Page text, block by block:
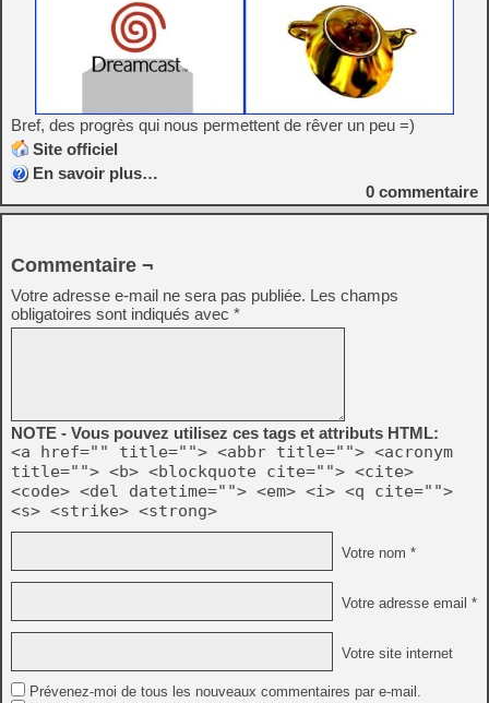
Bref, des progrès qui nous permettent de rêver un peu =)
Site officiel
En savoir plus…
0 commentaire
Commentaire ¬
Votre adresse e-mail ne sera pas publiée. Les champs
obligatoires sont indiqués avec *
NOTE - Vous pouvez utilisez ces tags et attributs HTML:
<a href="" title=""> <abbr title=""> <acronym
title=""> <b> <blockquote cite=""> <cite>
<code> <del datetime=""> <em> <i> <q cite="">
<s> <strike> <strong>
Votre nom *
Votre adresse email *
Votre site internet
Prévenez-moi de tous les nouveaux commentaires par e-mail.